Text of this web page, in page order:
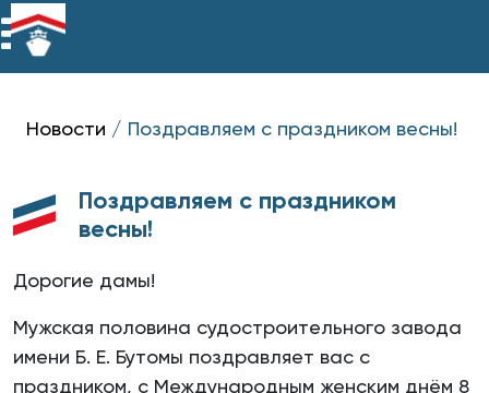
Новости / Поздравляем с праздником весны!
Поздравляем с праздником
весны!
Дорогие дамы!
Мужская половина судостроительного завода
имени Б. Е. Бутомы поздравляет вас с
праздником, с Международным женским днём 8